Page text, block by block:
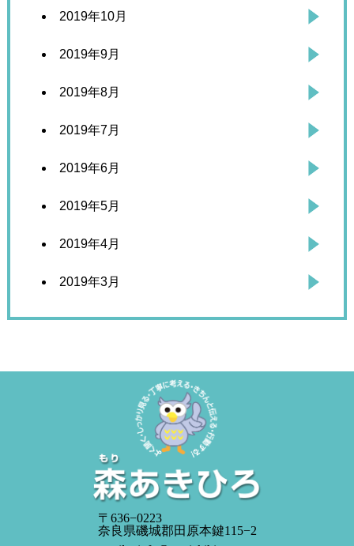
2019年10月
2019年9月
2019年8月
2019年7月
2019年6月
2019年5月
2019年4月
2019年3月
〒636−0223
奈良県磯城郡田原本鍵115−2